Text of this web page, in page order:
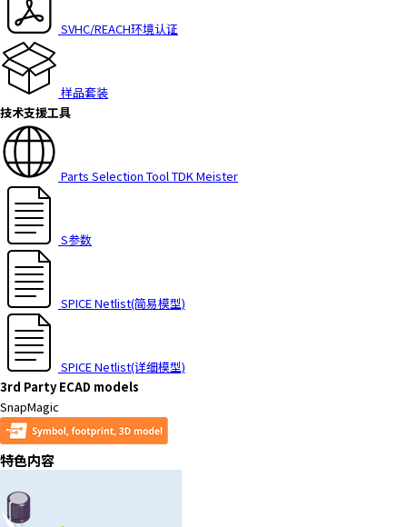
SVHC/REACH环境认证
样品套装
技术支援工具
Parts Selection Tool TDK Meister
S参数
SPICE Netlist(简易模型)
SPICE Netlist(详细模型)
3rd Party ECAD models
SnapMagic
特色内容